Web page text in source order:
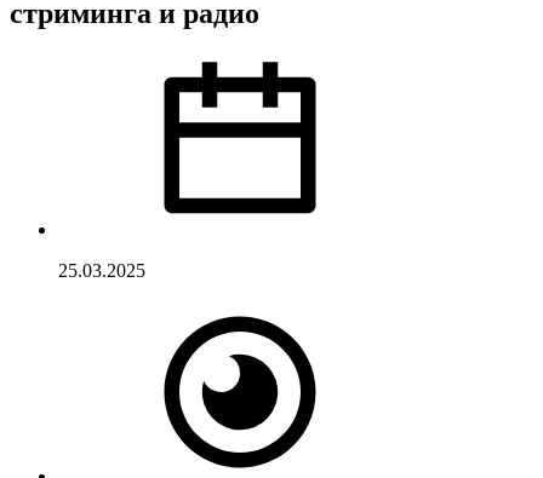
стриминга и радио
25.03.2025